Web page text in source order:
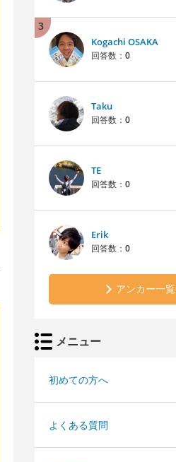
3
Kogachi OSAKA
回答数： 0
Taku
回答数： 0
TE
回答数： 0
Erik
回答数： 0
アンカー一覧
メニュー
初めての方へ
よくある質問